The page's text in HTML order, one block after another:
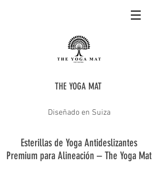
THE YOGA MAT
Diseñado en Suiza
Esterillas de Yoga Antideslizantes
Premium para Alineación – The Yoga Mat